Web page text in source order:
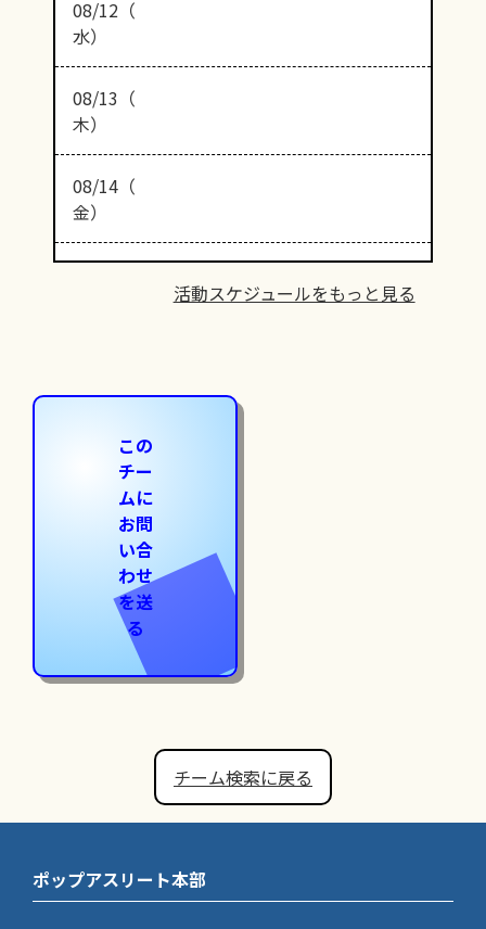
08/12（
水）
08/13（
木）
08/14（
金）
活動スケジュールをもっと見る
この
チー
ムに
お問
い合
わせ
を送
る
チーム検索に戻る
ポップアスリート本部